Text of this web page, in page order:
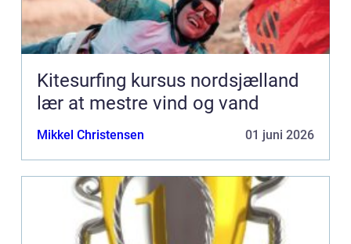
Kitesurfing kursus nordsjælland
lær at mestre vind og vand
Mikkel Christensen 01 juni 2026